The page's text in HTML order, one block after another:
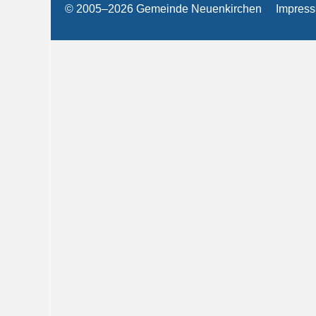
© 2005–2026 Gemeinde Neuenkirchen